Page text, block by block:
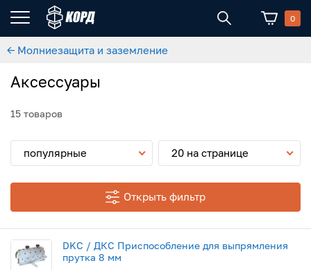
0
← Молниезащита и заземление
Аксессуары
15 товаров
популярные 20 на странице
Открыть фильтр
DKC / ДКС Приспособление для выпрямления
прутка 8 мм